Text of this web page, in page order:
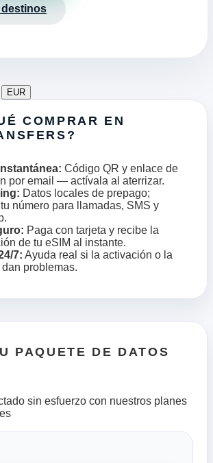
EUR
COMPRAR EN
Código QR y enlace de
por email — actívala al aterrizar.
Datos locales de prepago;
número para llamadas, SMS y
Paga con tarjeta y recibe la
de tu eSIM al instante.
7: Ayuda real si la activación o la
problemas.
PAQUETE DE DATOS
sin esfuerzo con nuestros planes